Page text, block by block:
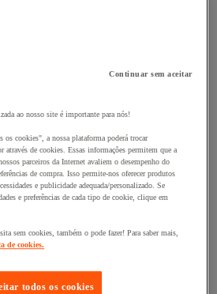
Elétrico
Elétrico
portáteis com fios
portáteis sem fios
- Acessórios
Continuar sem aceitar
ao nosso site é importante para nós!
cookies", a nossa plataforma poderá trocar
através de cookies. Essas informações permitem que a
parceiros da Internet avaliem o desempenho do
de compra. Isso permite-nos oferecer produtos
e publicidade adequada/personalizado. Se
e preferências de cada tipo de cookie, clique em
sem cookies, também o pode fazer! Para saber mais,
de cookies.
todos os cookies